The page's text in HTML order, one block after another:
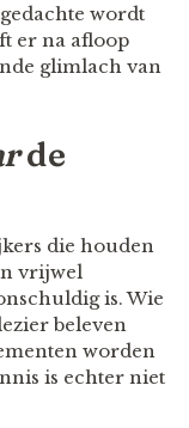
wordt
er na afloop
glimlach van
de
die houden
vrijwel
is. Wie
beleven
worden
is echter niet